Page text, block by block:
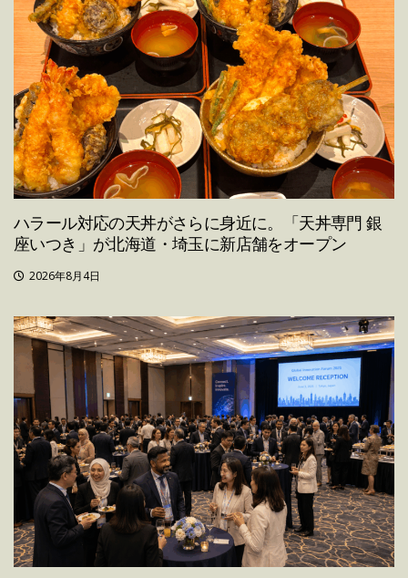
ハラール対応の天丼がさらに身近に。「天丼専門 銀
座いつき」が北海道・埼玉に新店舗をオープン
2026年8月4日